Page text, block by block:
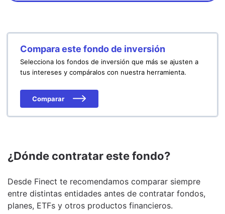
Compara este fondo de inversión
Selecciona los fondos de inversión que más se ajusten a
tus intereses y compáralos con nuestra herramienta.
Comparar
¿Dónde contratar este fondo?
Desde Finect te recomendamos comparar siempre
entre distintas entidades antes de contratar fondos,
planes, ETFs y otros productos financieros.